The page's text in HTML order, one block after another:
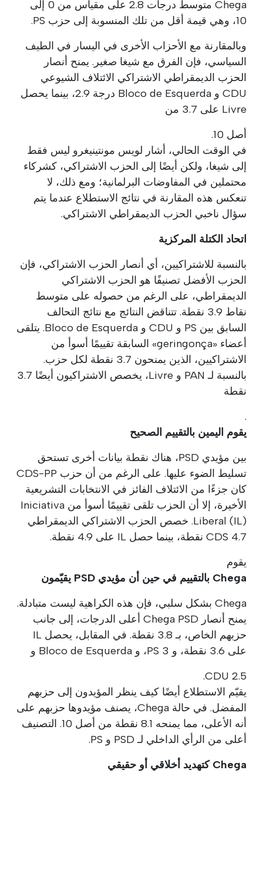
Chega متوسط درجات 2.8 على مقياس من 0 إلى
10، وهي قيمة أقل من تلك المنسوبة إلى حزب PS.
وبالمقارنة مع الأحزاب الأخرى في اليسار في الطيف
السياسي، فإن الفرق مع شيغا صغير. يمنح أنصار
الحزب الديمقراطي الاشتراكي الائتلاف الشيوعي
CDU و Bloco de Esquerda درجة 2.9، بينما يحصل
Livre على 3.7 من
أصل 10.
في الوقت الحالي، أشار لويس مونتينيغرو ليس فقط
إلى شيغا، ولكن أيضًا إلى الحزب الاشتراكي، كشركاء
محتملين في المفاوضات البرلمانية؛ ومع ذلك، لا
تنعكس هذه المقارنة في نتائج الاستطلاع عندما يتم
سؤال ناخبي الحزب الديمقراطي الاشتراكي.
اتحاد الكتلة المركزية
بالنسبة للاشتراكيين، أي أنصار الحزب الاشتراكي، فإن
الحزب الأفضل تصنيفًا هو الحزب الاشتراكي
الديمقراطي، على الرغم من حصوله على متوسط
نقاط 3.9 نقطة. تتناقض النتائج مع نتائج التحالف
السابق بين PS و CDU و Bloco de Esquerda. يتلقى
أعضاء «geringonça» السابقة تقييمًا أسوأ من
الاشتراكيين، الذين يمنحون 3.7 نقطة لكل حزب.
بالنسبة لـ PAN و Livre، يخصص الاشتراكيون أيضًا 3.7
نقطة
.
يقوم اليمين بالتقييم الصحيح
بين مؤيدي PSD، هناك نقطة بيانات أخرى تستحق
تسليط الضوء عليها. على الرغم من أن حزب CDS-PP
كان جزءًا من الائتلاف الفائز في الانتخابات التشريعية
الأخيرة، إلا أن الحزب تلقى تقييمًا أسوأ من Iniciativa
Liberal (IL). خصص الحزب الاشتراكي الديمقراطي
CDS 4.7 نقطة، بينما حصل IL على 4.9 نقطة.
يقوم
Chega بالتقييم في حين أن مؤيدي PSD يقيّمون
Chega بشكل سلبي، فإن هذه الكراهية ليست متبادلة.
يمنح أنصار Chega PSD أعلى الدرجات، إلى جانب
حزبهم الخاص، بـ 3.8 نقطة. في المقابل، يحصل IL
على 3.6 نقطة، و PS 3، و Bloco de Esquerda و
CDU 2.5.
يقيّم الاستطلاع أيضًا كيف ينظر المؤيدون إلى حزبهم
المفضل. في حالة Chega، يصنف مؤيدوها حزبهم على
أنه الأعلى، مما يمنحه 8.1 نقطة من أصل 10. التصنيف
أعلى من الرأي الداخلي لـ PSD و PS.
Chega كتهديد أخلاقي أو حقيقي